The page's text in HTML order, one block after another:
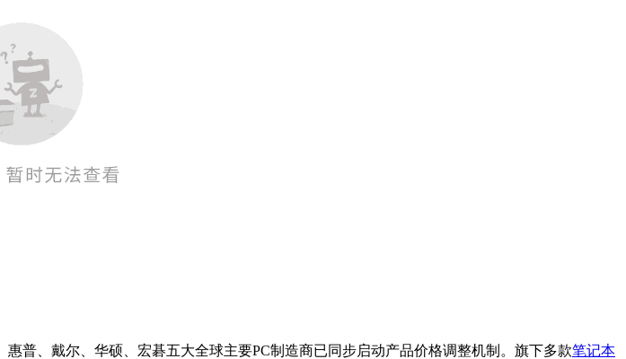
、惠普、戴尔、华硕、宏碁五大全球主要PC制造商已同步启动产品价格调整机制。旗下多款笔记本